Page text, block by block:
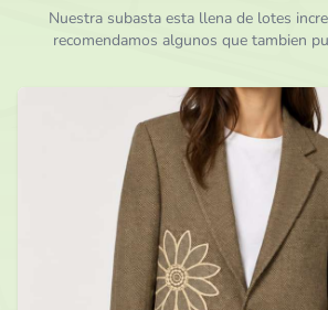
210.000 ARS por Garzuero
hace 27 días
200.000 ARS por Juno
hace 27 días
190.000 ARS por
Yan Bud
hace 27 días
180.000 ARS por
Juno
hace 27 días
Nuestra subasta esta llena de lotes
recomendamos algunos que tambien